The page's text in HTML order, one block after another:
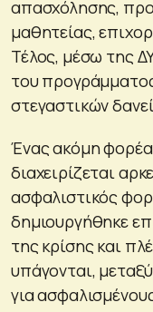
απασχόλησης,
μαθητείας,
Τέλος, μέσω της
του
στεγαστικών
Ένας ακόμη
διαχειρίζεται
ασφαλιστικός
δημιουργήθηκε
της κρίσης και
υπάγονται,
για